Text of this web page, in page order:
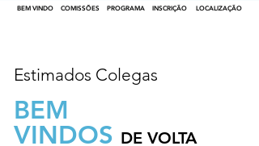
BEM VINDO COMISSÕES PROGRAMA INSCRIÇÃO LOCALIZAÇÃO
Estimados Colegas
BEM
VINDOS DE VOLTA